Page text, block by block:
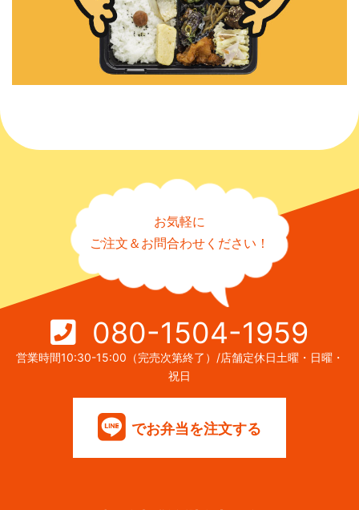
お気軽に
ご注文＆お問合わせください！
080-1504-1959
営業時間10:30-15:00（完売次第終了）/店舗定休日土曜・日曜・
祝日
でお弁当を注文する